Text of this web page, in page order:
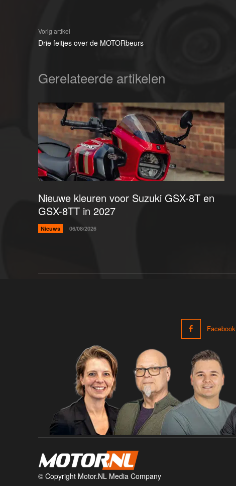
Vorig artikel
Drie feitjes over de MOTORbeurs
Gerelateerde artikelen
Nieuwe kleuren voor Suzuki GSX-8T en
GSX-8TT in 2027
Nieuws 06/08/2026
Facebook
© Copyright Motor.NL Media Company